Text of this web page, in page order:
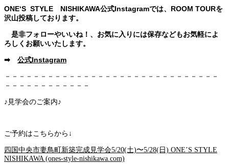
ONE‘S STYLE NISHIKAWA公式Instagramでは、ROOM TOURを
沢山投稿しております。
是非フォローやいいね！、お気に入りには保存などもお気軽によ
ろしくお願いいたします。
➡ 公式Instagram
－－－－－－－－－－－－－－－－－－－－－－－－－－－－－－
－－－－－－－－－－－－
♪見学会のご案内♪
ご予約はこちらから↓
四国中央市妻鳥町新築完成見学会5/20(土)〜5/28(日) ONE’S STYLE
NISHIKAWA (ones-style-nishikawa.com)